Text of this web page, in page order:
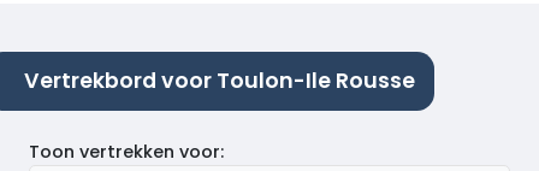
Vertrekbord voor Toulon-Ile Rousse
Toon vertrekken voor: